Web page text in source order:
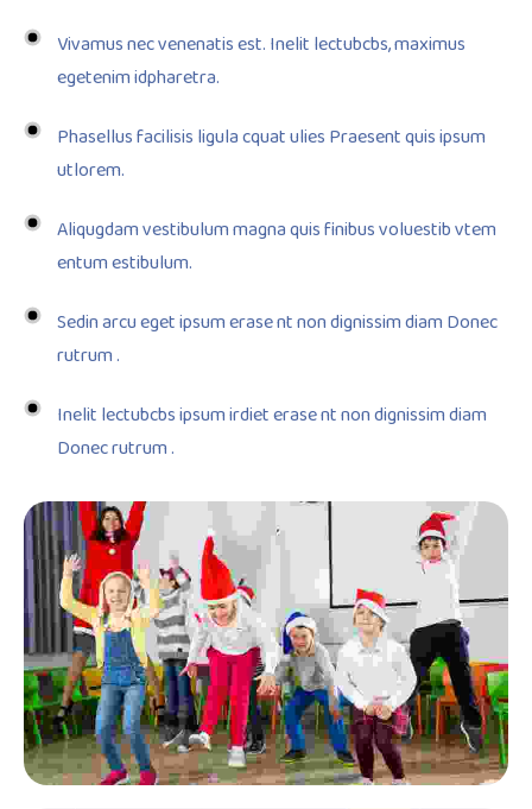
Vivamus nec venenatis est. Inelit lectubcbs, maximus
egetenim idpharetra.
Phasellus facilisis ligula cquat ulies Praesent quis ipsum
utlorem.
Aliqugdam vestibulum magna quis finibus voluestib vtem
entum estibulum.
Sedin arcu eget ipsum erase nt non dignissim diam Donec
rutrum .
Inelit lectubcbs ipsum irdiet erase nt non dignissim diam
Donec rutrum .